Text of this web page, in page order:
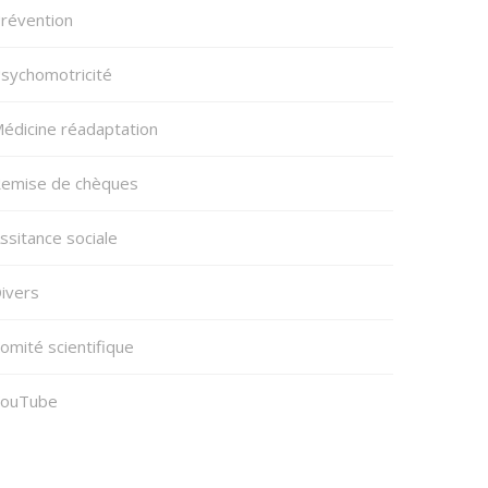
réadaptation
de chèques
sociale
scientifique